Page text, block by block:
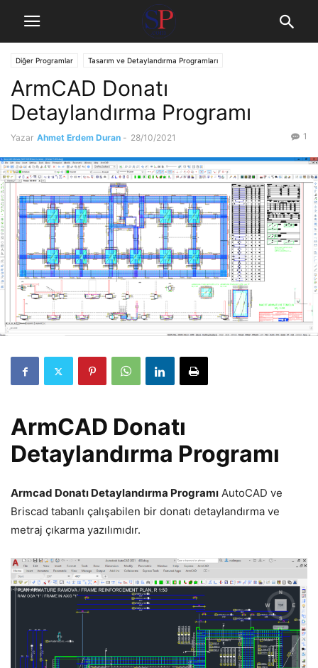
Diğer Programlar Tasarım ve Detaylandırma Programları
ArmCAD Donatı
Detaylandırma Programı
Yazar Ahmet Erdem Duran - 28/10/2021 1
ArmCAD Donatı
Detaylandırma Programı
Armcad Donatı Detaylandırma Programı AutoCAD ve
Briscad tabanlı çalışabilen bir donatı detaylandırma ve
metraj çıkarma yazılımıdır.